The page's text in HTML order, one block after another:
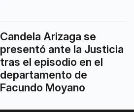
Candela Arizaga se
presentó ante la Justicia
tras el episodio en el
departamento de
Facundo Moyano